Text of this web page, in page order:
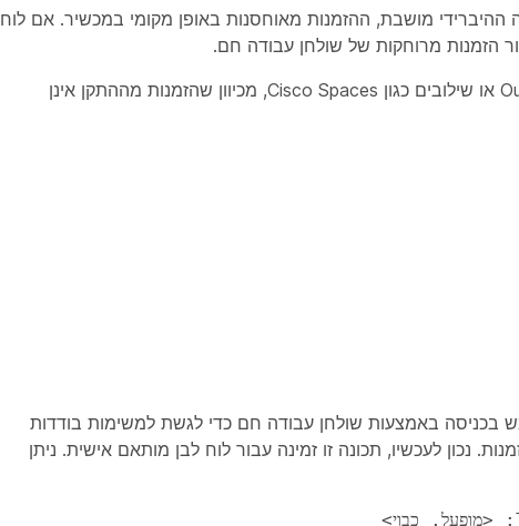
מושבת, ההזמנות מאוחסנות באופן מקומי במכשיר. אם לוח
הזמנות מרוחקות של שולחן עבודה חם.
אם ההזמנה אד-הוק מושבתת, המשתמשים חייבים להזמין מראש דרך Outlook או שילובים כגון Cisco Spaces, מכיוון שהזמנות מההתקן אינן
באמצעות שולחן עבודה חם כדי לגשת למשימות בודדות
לעכשיו, תכונה זו זמינה עבור לוח לבן מותאם אישית. ניתן